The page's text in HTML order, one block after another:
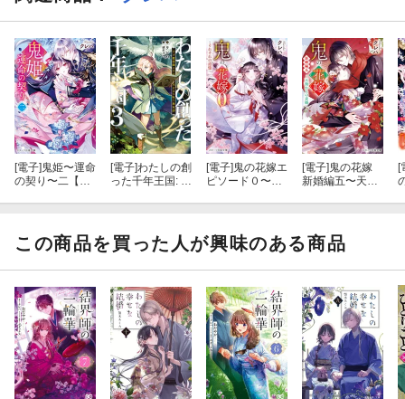
[電子] 鬼姫〜運命
の契り〜二【電
[電子]わたしの創
った千年王国: 3
SS付】
[電子] 鬼の花嫁エ
ピソード０〜そ
[電子] 鬼の花嫁
新婚編五〜天狗
[
この商品を買った人が興味のある商品